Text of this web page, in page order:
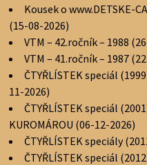
Kousek o www.DETSKE-
(15-08-2026)
VTM – 42.ročník – 1988
VTM – 41.ročník – 1987
ČTYŘLÍSTEK speciál
11-2026)
ČTYŘLÍSTEK speciál
KUROMÁROU (06-12-2026)
ČTYŘLÍSTEK speciály
ČTYŘLÍSTEK speciál